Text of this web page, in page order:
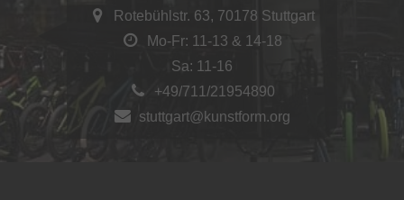
Rotebühlstr. 63, 70178 Stuttgart
Mo-Fr: 11-13 & 14-18
Sa: 11-16
+49/711/21954890
stuttgart@kunstform.org